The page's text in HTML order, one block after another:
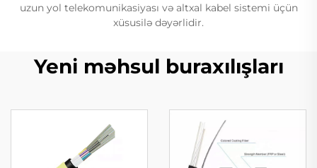
uzun yol telekomunikasiyası və altxal kabel sistemi üçün
xüsusilə dəyərlidir.
Yeni məhsul buraxılışları